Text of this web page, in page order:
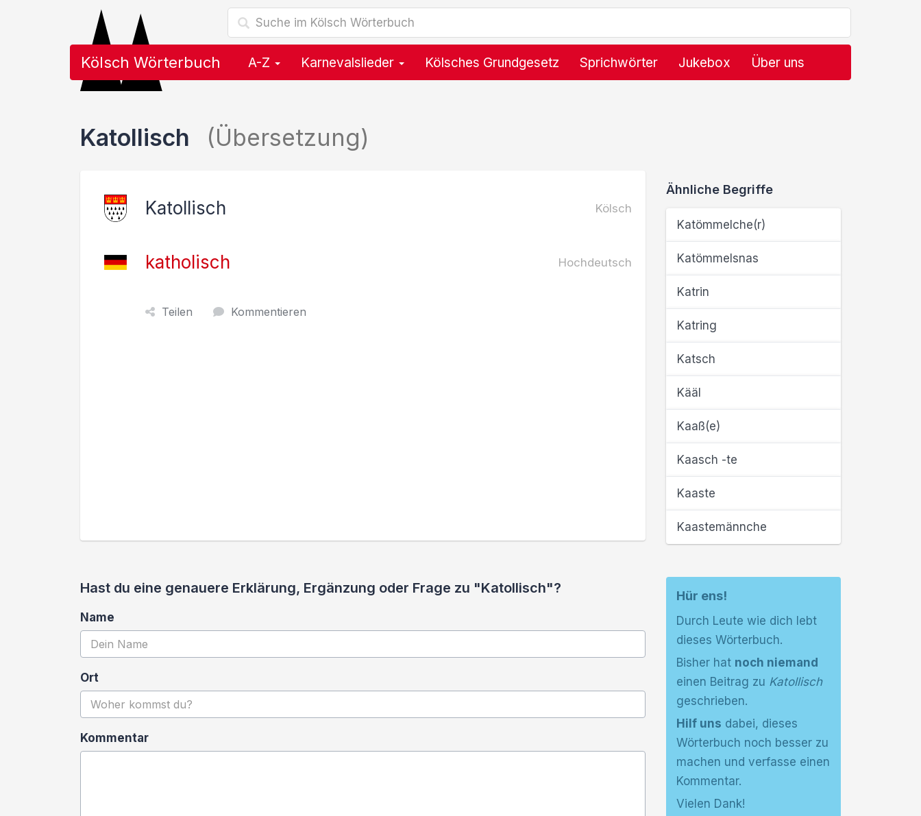
Kölsch Wörterbuch A-Z Karnevalslieder Kölsches Grundgesetz Sprichwörter Jukebox Über uns
Katollisch (Übersetzung)
Katollisch Kölsch
katholisch Hochdeutsch
Teilen Kommentieren
Ähnliche Begriffe
Katömmelche(r)
Katömmelsnas
Katrin
Katring
Katsch
Kääl
Kaaß(e)
Kaasch -te
Kaaste
Kaastemännche
Hast du eine genauere Erklärung, Ergänzung oder Frage zu "Katollisch"?
Name
Ort
Kommentar
Hür ens!
Durch Leute wie dich lebt
dieses Wörterbuch.
Bisher hat noch niemand
einen Beitrag zu Katollisch
geschrieben.
Hilf uns dabei, dieses
Wörterbuch noch besser zu
machen und verfasse einen
Kommentar.
Vielen Dank!